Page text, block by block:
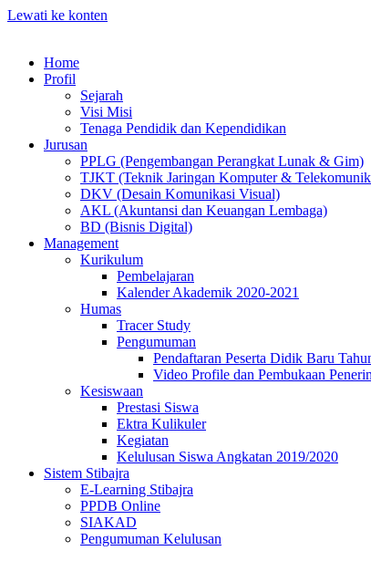
Lewati ke konten
Home
Profil
Sejarah
Visi Misi
Tenaga Pendidik dan Kependidikan
Jurusan
PPLG (Pengembangan Perangkat Lunak & Gim)
TJKT (Teknik Jaringan Komputer &
DKV (Desain Komunikasi Visual)
AKL (Akuntansi dan Keuangan Lembaga)
BD (Bisnis Digital)
Management
Kurikulum
Pembelajaran
Kalender Akademik 2020-2021
Humas
Tracer Study
Pengumuman
Pendaftaran Peserta Didik Baru
Video Profile dan Pembukaan
Kesiswaan
Prestasi Siswa
Ektra Kulikuler
Kegiatan
Kelulusan Siswa Angkatan 2019/2020
Sistem Stibajra
E-Learning Stibajra
PPDB Online
SIAKAD
Pengumuman Kelulusan